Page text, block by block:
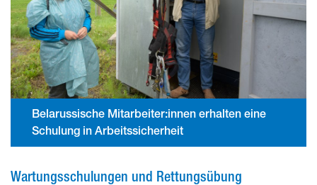
Belarussische Mitarbeiter:innen erhalten eine
Schulung in Arbeitssicherheit
Wartungsschulungen und Rettungsübung